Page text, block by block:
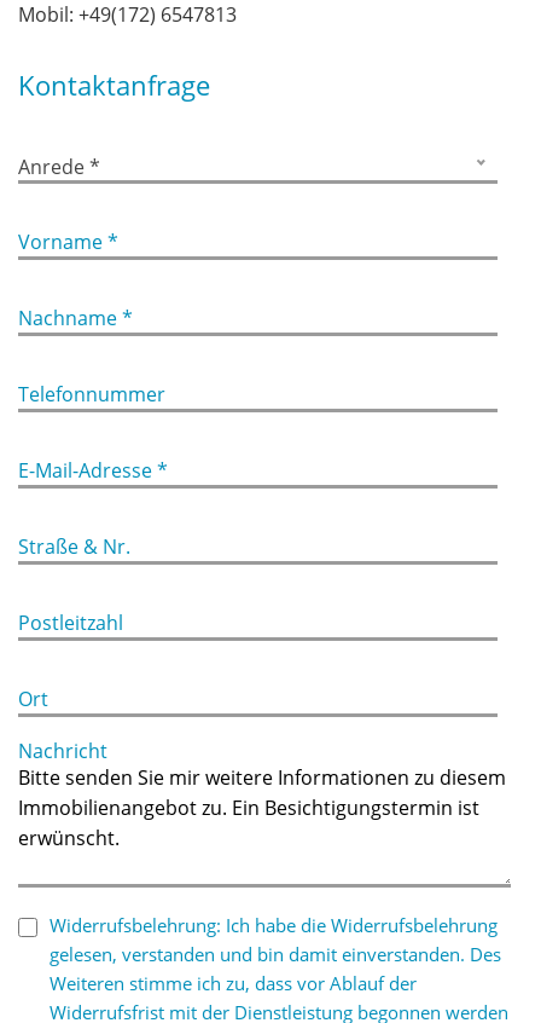
Mobil: +49(172) 6547813
Kontaktanfrage
Anrede *
Vorname *
Nachname *
Telefonnummer
E-Mail-Adresse *
Straße & Nr.
Postleitzahl
Ort
Nachricht
Widerrufsbelehrung: Ich habe die Widerrufsbelehrung
gelesen, verstanden und bin damit einverstanden. Des
Weiteren stimme ich zu, dass vor Ablauf der
Widerrufsfrist mit der Dienstleistung begonnen werden